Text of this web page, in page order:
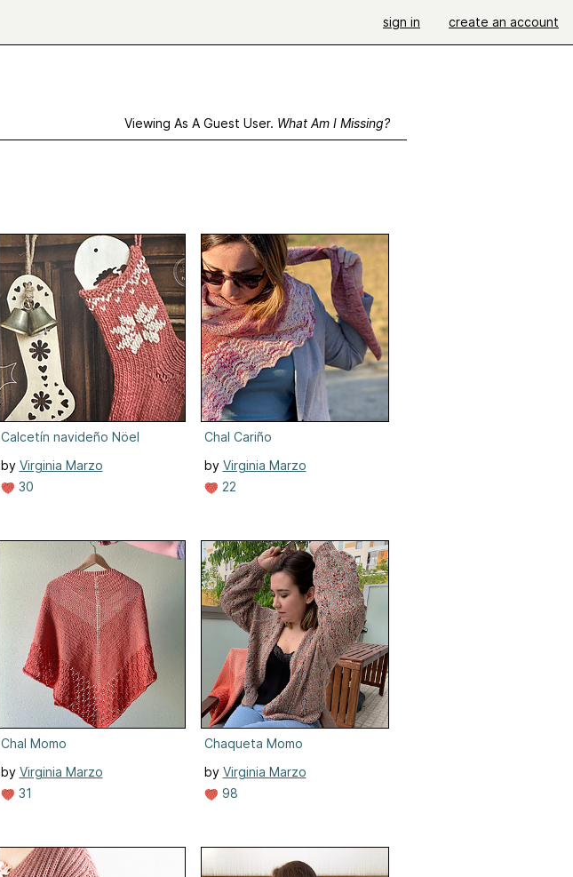
sign in create an account
Viewing As A Guest User. What Am I Missing?
Calcetín navideño Nöel
by Virginia Marzo
30
Chal Cariño
by Virginia Marzo
22
Chal Momo
by Virginia Marzo
31
Chaqueta Momo
by Virginia Marzo
98